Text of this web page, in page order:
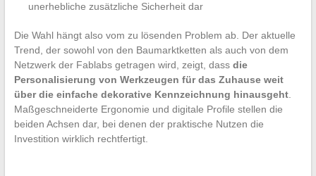
unerhebliche zusätzliche Sicherheit dar
Die Wahl hängt also vom zu lösenden Problem ab. Der aktuelle
Trend, der sowohl von den Baumarktketten als auch von dem
Netzwerk der Fablabs getragen wird, zeigt, dass die
Personalisierung von Werkzeugen für das Zuhause weit
über die einfache dekorative Kennzeichnung hinausgeht.
Maßgeschneiderte Ergonomie und digitale Profile stellen die
beiden Achsen dar, bei denen der praktische Nutzen die
Investition wirklich rechtfertigt.